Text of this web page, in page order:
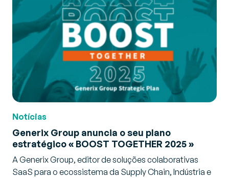
Notícias
Generix Group anuncia o seu plano
estratégico « BOOST TOGETHER 2025 »
A Generix Group, editor de soluções colaborativas
SaaS para o ecossistema da Supply Chain, Indústria e